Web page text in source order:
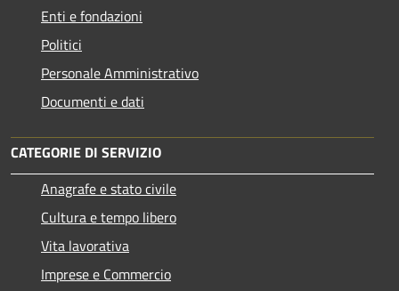
Enti e fondazioni
Politici
Personale Amministrativo
Documenti e dati
CATEGORIE DI SERVIZIO
Anagrafe e stato civile
Cultura e tempo libero
Vita lavorativa
Imprese e Commercio